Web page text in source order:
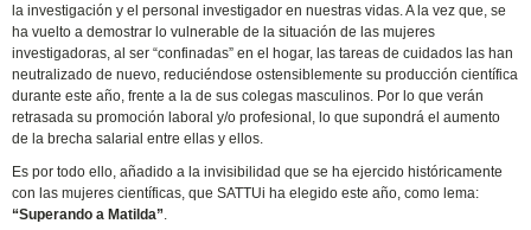
la investigación y el personal investigador en nuestras vidas. A la vez que, se
ha vuelto a demostrar lo vulnerable de la situación de las mujeres
investigadoras, al ser “confinadas” en el hogar, las tareas de cuidados las han
neutralizado de nuevo, reduciéndose ostensiblemente su producción científica
durante este año, frente a la de sus colegas masculinos. Por lo que verán
retrasada su promoción laboral y/o profesional, lo que supondrá el aumento
de la brecha salarial entre ellas y ellos.
Es por todo ello, añadido a la invisibilidad que se ha ejercido históricamente
con las mujeres científicas, que SATTUi ha elegido este año, como lema:
“Superando a Matilda”